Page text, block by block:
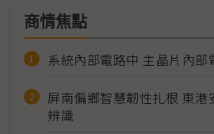
商情焦點
系統內部電路中 主晶片內部
屏南偏鄉智慧韌性扎根 東港
辨識